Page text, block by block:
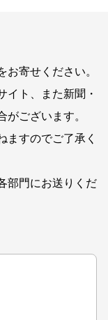
お寄せください。
イト、また新聞・
がございます。
すのでご了承く
部門にお送りくだ